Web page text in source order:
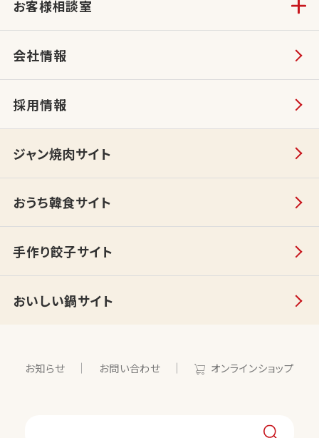
お客様相談室
会社情報
採用情報
ジャン焼肉サイト
おうち韓食サイト
手作り餃子サイト
おいしい鍋サイト
お知らせ お問い合わせ オンラインショップ